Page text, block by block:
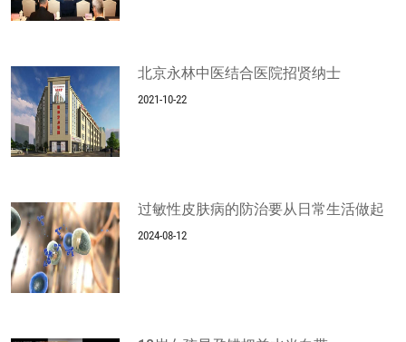
北京永林中医结合医院招贤纳士
2021-10-22
过敏性皮肤病的防治要从日常生活做起
2024-08-12